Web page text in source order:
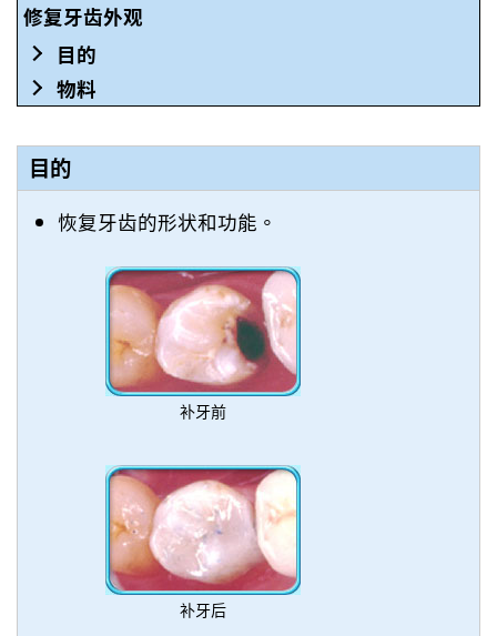
修复牙齿外观
目的
物料
目的
恢复牙齿的形状和功能。
补牙前
补牙后